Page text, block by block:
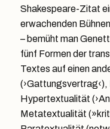
Shakespeare-Zitat
erwachenden
– bemüht man
fünf Formen der
Textes auf einen
Hypertextualität
Metatextualität